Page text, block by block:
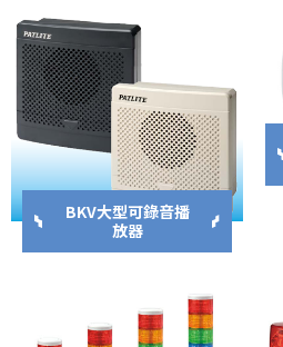
BKV大型可錄音播
放器